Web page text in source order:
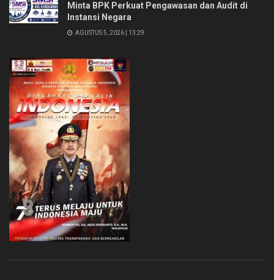
Minta BPK Perkuat Pengawasan dan Audit di
Instansi Negara
AGUSTUS 5, 2026 | 13:29